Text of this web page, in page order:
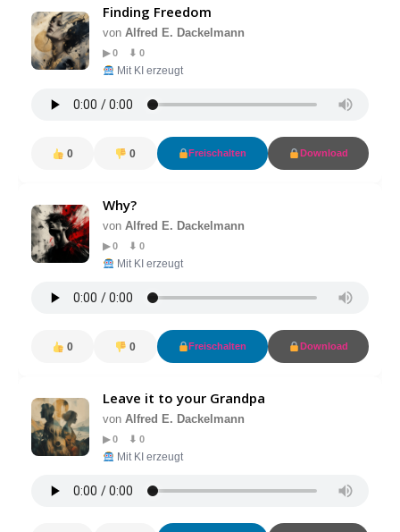
Finding Freedom
von Alfred E. Dackelmann
▶ 0 ⬇ 0
Mit KI erzeugt
0 0 Freischalten Download
Why?
von Alfred E. Dackelmann
▶ 0 ⬇ 0
Mit KI erzeugt
0 0 Freischalten Download
Leave it to your Grandpa
von Alfred E. Dackelmann
▶ 0 ⬇ 0
Mit KI erzeugt